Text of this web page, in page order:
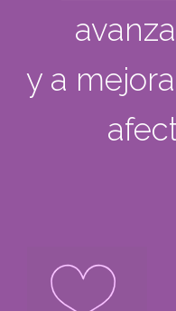
y a